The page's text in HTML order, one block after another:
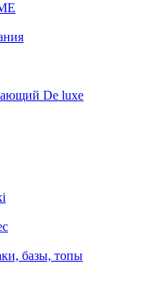
De luxe
базы, топы